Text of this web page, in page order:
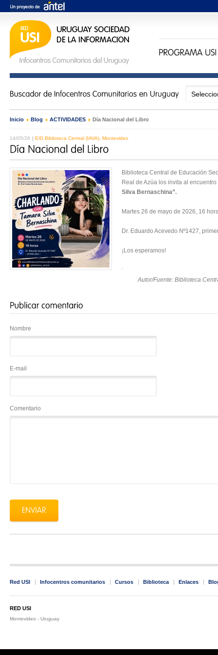
Inicio › Blog › ACTIVIDADES › Día Nacional del Libro
14/05/26 EID Biblioteca Central (IAVA), Montevideo
Biblioteca Central de Educación
Real de Azúa los invita al encuentro
Silva Bernaschina”.
Martes 26 de mayo de 2026, 16
Dr. Eduardo Acevedo Nº1427,
¡Los esperamos!
Autor/Fuente: Biblioteca
Nombre
E-mail
Comentario
Red USI Infocentros comunitarios Cursos Biblioteca Enlaces
RED USI
Montevideo - Uruguay